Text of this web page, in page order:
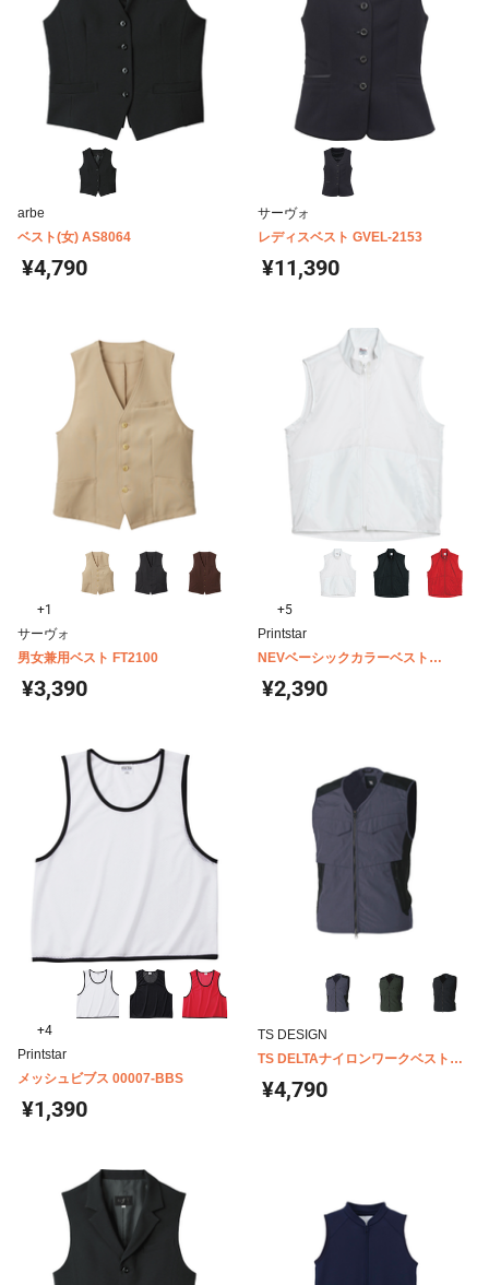
arbe
ベスト(女) AS8064
¥4,790
サーヴォ
レディスベスト GVEL-2153
¥11,390
+1
サーヴォ
男女兼用ベスト FT2100
¥3,390
+5
Printstar
NEVベーシックカラーベスト
00008-NEV
¥2,390
+4
Printstar
メッシュビブス 00007-BBS
¥1,390
TS DESIGN
TS DELTAナイロンワークベスト
5438
¥4,790